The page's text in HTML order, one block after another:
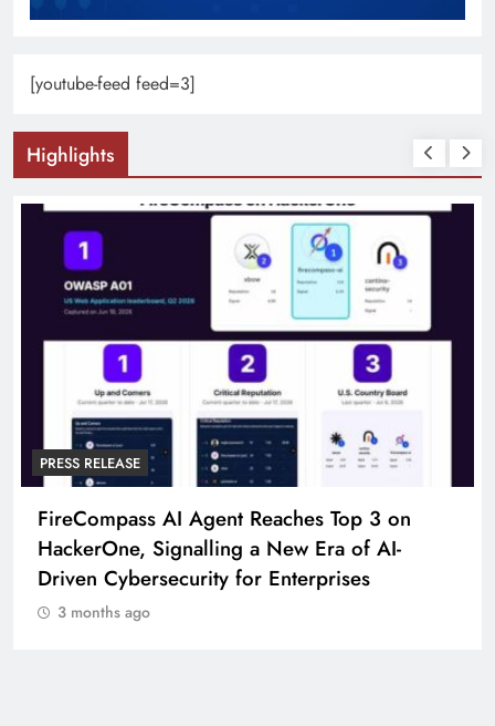
[youtube-feed feed=3]
Highlights
PRESS RELEASE
FireCompass AI Agent Reaches Top 3 on
HackerOne, Signalling a New Era of AI-
Driven Cybersecurity for Enterprises
3 months ago